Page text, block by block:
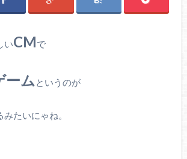
いCMで
ーム というのが
たいにゃね。